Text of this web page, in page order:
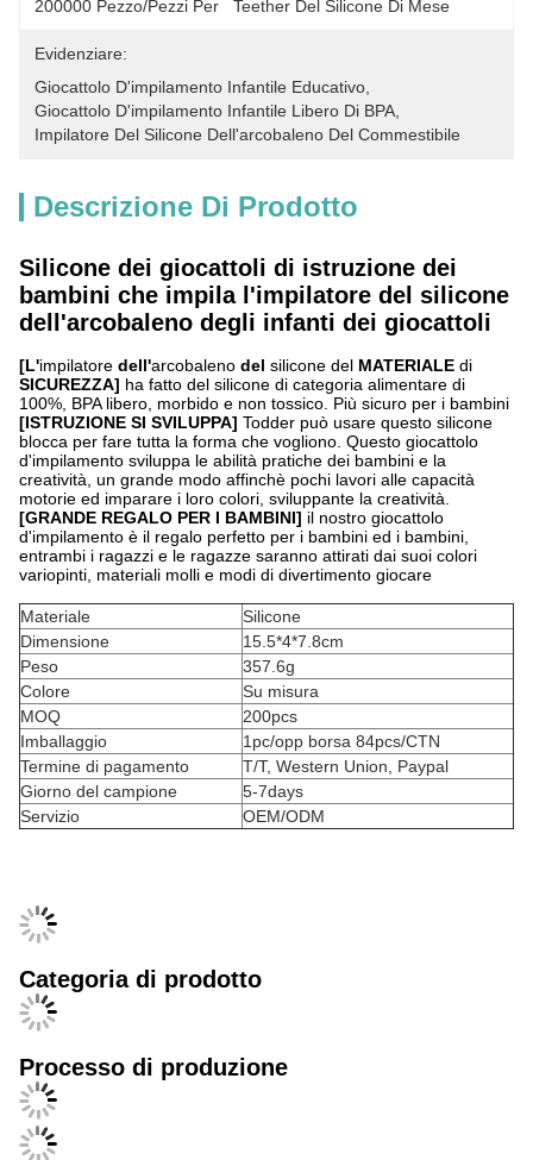
200000 Pezzo/pezzi Per   Teether Del Silicone Di Mese
Evidenziare:
Giocattolo D'impilamento Infantile Educativo
Giocattolo D'impilamento Infantile Libero Di BPA
Impilatore Del Silicone Dell'arcobaleno Del Commestibile
Descrizione Di Prodotto
Silicone dei giocattoli di istruzione dei
bambini che impila l'impilatore del silicone
dell'arcobaleno degli infanti dei giocattoli
[L'impilatore dell'arcobaleno del silicone del MATERIALE di
SICUREZZA] ha fatto del silicone di categoria alimentare di
100%, BPA libero, morbido e non tossico. Più sicuro per i bambini
[ISTRUZIONE SI SVILUPPA] Todder può usare questo silicone
blocca per fare tutta la forma che vogliono. Questo giocattolo
d'impilamento sviluppa le abilità pratiche dei bambini e la
creatività, un grande modo affinchè pochi lavori alle capacità
motorie ed imparare i loro colori, sviluppante la creatività.
[GRANDE REGALO PER I BAMBINI] il nostro giocattolo
d'impilamento è il regalo perfetto per i bambini ed i bambini,
entrambi i ragazzi e le ragazze saranno attirati dai suoi colori
variopinti, materiali molli e modi di divertimento giocare
Materiale
Silicone
Dimensione
15.5*4*7.8cm
Peso
357.6g
Colore
Su misura
MOQ
200pcs
Imballaggio
1pc/opp borsa 84pcs/CTN
Termine di pagamento
T/T, Western Union, Paypal
Giorno del campione
5-7days
Servizio
OEM/ODM
Categoria di prodotto
Processo di produzione
Certificato